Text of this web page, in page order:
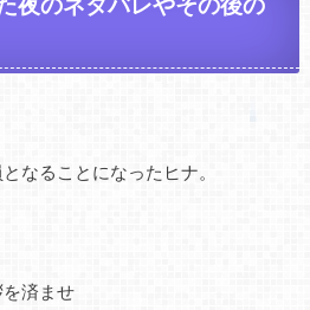
なることになったヒナ。
済ませ